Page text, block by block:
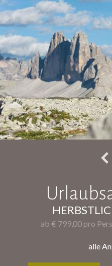
ab € 799,00 pro
alle